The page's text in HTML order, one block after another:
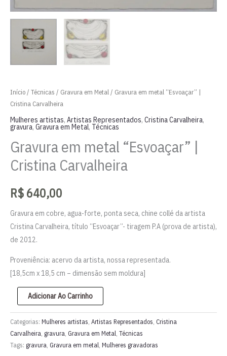
Início/ Técnicas / Gravura em Metal/ Gravura em metal “Esvoaçar” |
Cristina Carvalheira
Mulheres artistas, Artistas Representados, Cristina Carvalheira,
gravura, Gravura em Metal, Técnicas
Gravura em metal “Esvoaçar” |
Cristina Carvalheira
R$640,00
Gravura em cobre, agua-forte, ponta seca, chine collé da artista
Cristina Carvalheira, título “Esvoaçar”- tiragem P.A (prova de artista),
de 2012.
Proveniência: acervo da artista, nossa representada.
[18,5cm x 18,5 cm – dimensão sem moldura]
Gravura
em
metal
“Esvoaçar”
|
Adicionar Ao Carrinho
Categorias: Mulheres artistas, Artistas Representados, Cristina
Carvalheira, gravura, Gravura em Metal, Técnicas
Tags: gravura, Gravura em metal, Mulheres gravadoras